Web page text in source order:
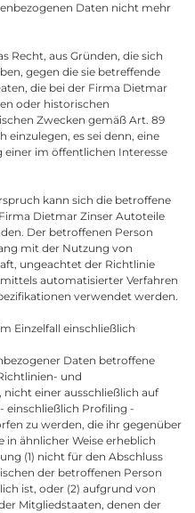
Daten nicht mehr
Recht, aus Gründen, die sich
gegen die sie betreffende
die bei der Firma Dietmar
oder historischen
Zwecken gemäß Art. 89
einzulegen, es sei denn, eine
einer im öffentlichen Interesse
kann sich die betroffene
Dietmar Zinser Autoteile
Der betroffenen Person
mit der Nutzung von
ungeachtet der Richtlinie
automatisierter Verfahren
verwendet werden.
Einzelfall einschließlich
Daten betroffene
und
einer ausschließlich auf
einschließlich Profiling -
zu werden, die ihr gegenüber
ähnlicher Weise erheblich
(1) nicht für den Abschluss
der betroffenen Person
ist, oder (2) aufgrund von
Mitgliedstaaten, denen der